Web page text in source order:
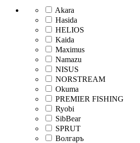
Akara
Hasida
HELIOS
Kaida
Maximus
Namazu
NISUS
NORSTREAM
Okuma
PREMIER FISHING
Ryobi
SibBear
SPRUT
Волгаръ